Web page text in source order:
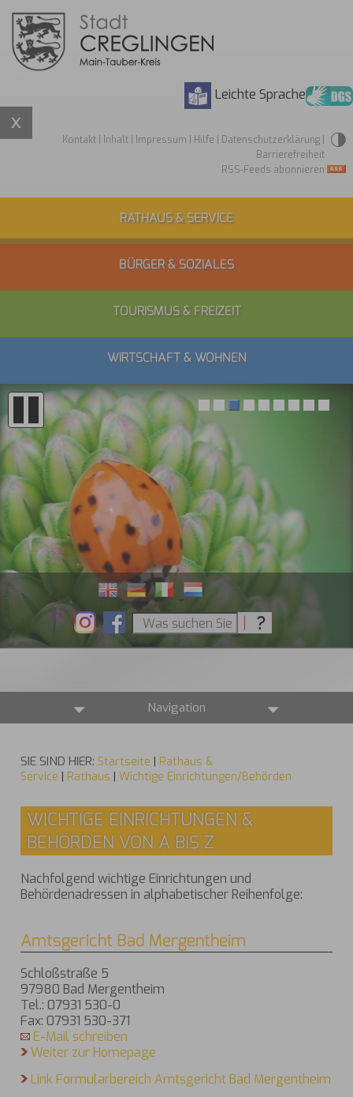
Leichte Sprache
Kontakt| Inhalt| Impressum Hilfe Datenschutzerklärung|
Barrierefreiheit
RSS-Feeds abonnieren
RATHAUS & SERVICE
BÜRGER & SOZIALES
TOURISMUS & FREIZEIT
WIRTSCHAFT & WOHNEN
Navigation
SIE SIND HIER: Startseite | Rathaus &
Service | Rathaus | Wichtige Einrichtungen/Behörden
WICHTIGE EINRICHTUNGEN &
BEHÖRDEN VON A BIS Z
Nachfolgend wichtige Einrichtungen und
Behördenadressen in alphabetischer Reihenfolge:
Amtsgericht Bad Mergentheim
Schloßstraße 5
97980 Bad Mergentheim
Tel.: 07931 530-0
Fax: 07931 530-371
E-Mail schreiben
Weiter zur Homepage
Link Formularbereich Amtsgericht Bad Mergentheim